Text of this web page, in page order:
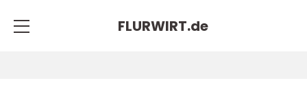
FLURWIRT.de